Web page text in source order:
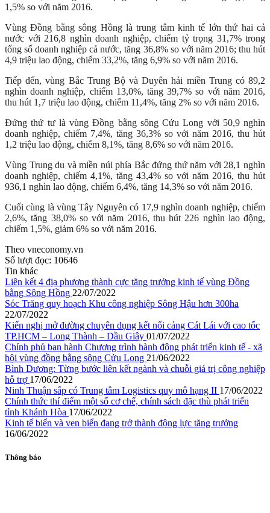
1,5% so với năm 2016.
Vùng Đồng bằng sông Hồng là trung tâm kinh tế lớn thứ hai cả
nước với 216,8 nghìn doanh nghiệp, chiếm tỷ trọng 31,7% trong
tổng số doanh nghiệp cả nước, tăng 36,8% so với năm 2016; thu hút
4,9 triệu lao động, chiếm 33,2%, tăng 6,9% so với năm 2016.
Tiếp đến, vùng Bắc Trung Bộ và Duyên hải miền Trung có 89,2
nghìn doanh nghiệp, chiếm 13,0%, tăng 39,7% so với năm 2016,
thu hút 1,7 triệu lao động, chiếm 11,4%, tăng 2% so với năm 2016.
Đứng thứ tư là vùng Đồng bằng sông Cửu Long với 50,9 nghìn
doanh nghiệp, chiếm 7,4%, tăng 36,3% so với năm 2016, thu hút
1,2 triệu lao động, chiếm 8,1%, tăng 8,6% so với năm 2016.
Vùng Trung du và miền núi phía Bắc đứng thứ năm với 28,1 nghìn
doanh nghiệp, chiếm 4,1%, tăng 43,4% so với năm 2016, thu hút
936,1 nghìn lao động, chiếm 6,4%, tăng 14,3% so với năm 2016.
Cuối cùng là vùng Tây Nguyên có 17,9 nghìn doanh nghiệp, chiếm
2,6%, tăng 38,0% so với năm 2016, thu hút 226 nghìn lao động,
chiếm 1,5%, giảm 6% so với năm 2016.
Theo vneconomy.vn
Số lượt đọc: 10646
Tin khác
Liên kết 4 địa phương thành cực tăng trưởng kinh tế vùng Đồng
bằng Sông Hồng 22/07/2022
Sóc Trăng quy hoạch Khu công nghiệp Sông Hậu hơn 300ha
22/07/2022
Kiến nghị mở đường chuyên dụng kết nối cảng Cát Lái với cao tốc
TP.HCM – Long Thành – Dầu Giây 01/07/2022
Chính phủ ban hành Chương trình hành động phát triển kinh tế - xã
hội vùng đồng bằng sông Cửu Long 21/06/2022
Bình Dương: Từng bước liên kết ngành và chuỗi giá trị công nghiệp
hỗ trợ 17/06/2022
Ninh Thuận sắp có Trung tâm Logistics quy mô hạng II 17/06/2022
Chính thức thí điểm một số cơ chế, chính sách đặc thù phát triển
tỉnh Khánh Hòa 17/06/2022
Kinh tế biển và ven biển đang trở thành động lực tăng trưởng
16/06/2022
Thông báo